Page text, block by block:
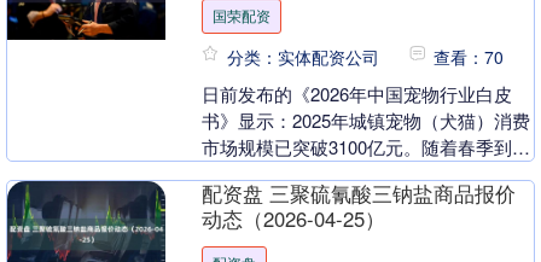
国荣配资
分类：实体配资公司 查看：70
日前发布的《2026年中国宠物行业白皮
书》显示：2025年城镇宠物（犬猫）消费
市场规模已突破3100亿元。随着春季到
店客流持....
配资盘 三聚硫氰酸三钠盐商品报价
动态（2026-04-25）